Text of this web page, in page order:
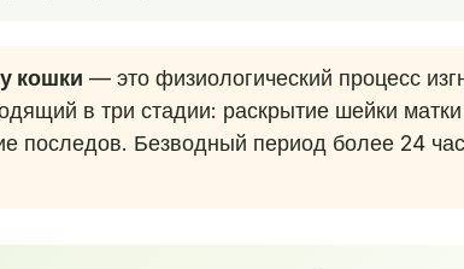
кошки — это физиологический процесс
в три стадии: раскрытие шейки
последов. Безводный период более 24